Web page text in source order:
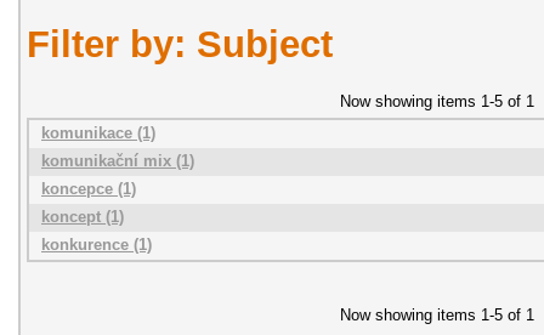
Filter by: Subject
Now showing items 1-5 of 1
komunikace (1)
komunikační mix (1)
koncepce (1)
koncept (1)
konkurence (1)
Now showing items 1-5 of 1